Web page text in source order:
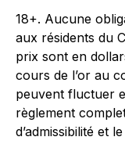
18+. Aucune
aux résidents du
prix sont en
cours de l’or au
peuvent fluctuer
règlement
d’admissibilité et